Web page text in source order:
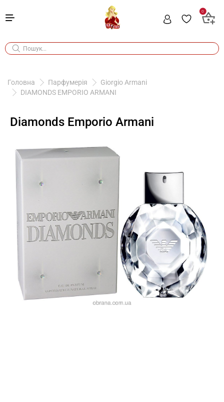
0
Головна Парфумерія
Giorgio Armani
DIAMONDS EMPORIO ARMANI
Diamonds Emporio Armani